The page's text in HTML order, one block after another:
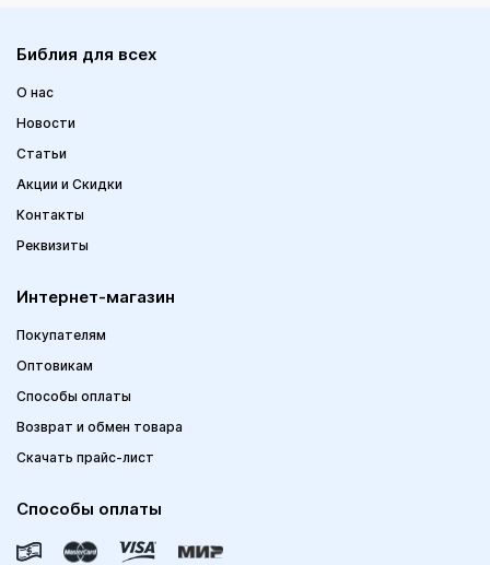
Библия для всех
О нас
Новости
Статьи
Акции и Скидки
Контакты
Реквизиты
Интернет-магазин
Покупателям
Оптовикам
Способы оплаты
Возврат и обмен товара
Скачать прайс-лист
Способы оплаты